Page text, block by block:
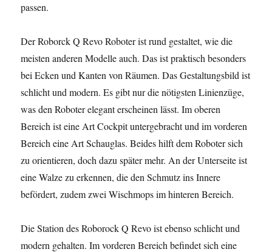
passen.
Der Roborck Q Revo Roboter ist rund gestaltet, wie die
meisten anderen Modelle auch. Das ist praktisch besonders
bei Ecken und Kanten von Räumen. Das Gestaltungsbild ist
schlicht und modern. Es gibt nur die nötigsten Linienzüge,
was den Roboter elegant erscheinen lässt. Im oberen
Bereich ist eine Art Cockpit untergebracht und im vorderen
Bereich eine Art Schauglas. Beides hilft dem Roboter sich
zu orientieren, doch dazu später mehr. An der Unterseite ist
eine Walze zu erkennen, die den Schmutz ins Innere
befördert, zudem zwei Wischmops im hinteren Bereich.
Die Station des Roborock Q Revo ist ebenso schlicht und
modern gehalten. Im vorderen Bereich befindet sich eine